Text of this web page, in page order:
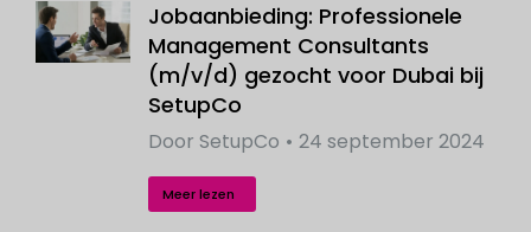
Jobaanbieding: Professionele
Management Consultants
(m/v/d) gezocht voor Dubai bij
SetupCo
Door SetupCo 24 september 2024
Meer lezen